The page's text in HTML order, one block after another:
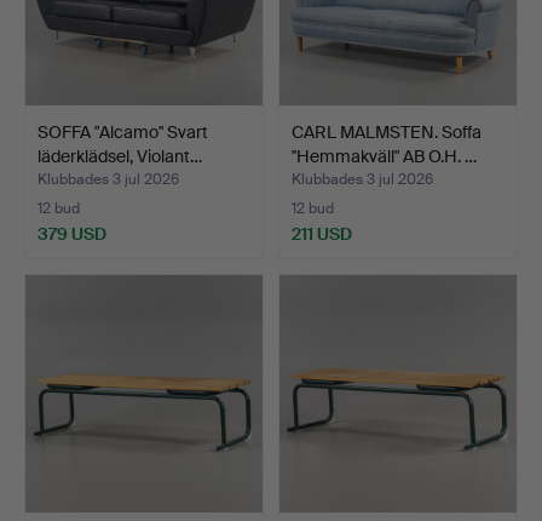
SOFFA "Alcamo" Svart
läderklädsel, Violant…
Klubbades 3 jul 2026
12 bud
379 USD
CARL MALMSTEN. Soffa
"Hemmakväll" AB O.H. …
Klubbades 3 jul 2026
12 bud
211 USD